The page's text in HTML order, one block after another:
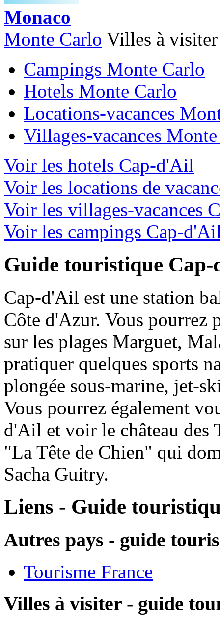
Monaco
Monte Carlo Villes à visiter
Campings Monte Carlo
Hotels Monte Carlo
Locations-vacances
Villages-vacances
Voir les hotels Cap-d'Ail
Voir les locations de
Voir les villages-vacances
Voir les campings Cap-
Guide touristique
Cap-d'Ail est une station
Côte d'Azur. Vous pourrez
sur les plages Marguet,
pratiquer quelques sports
plongée sous-marine, jet-
Vous pourrez également
d'Ail et voir le château des
"La Tête de Chien" qui
Sacha Guitry.
Liens - Guide
Autres pays - guide
Tourisme France
Villes à visiter - guide